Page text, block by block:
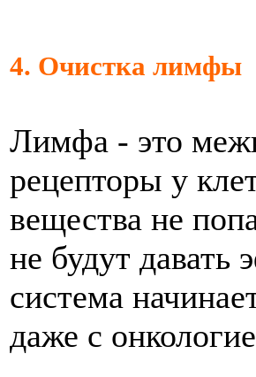
4. Очистка лимфы
Лимфа - это
рецепторы у
вещества не
не будут
система
даже с